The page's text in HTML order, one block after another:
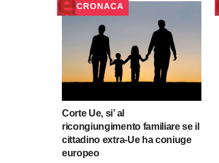
CRONACA
Corte Ue, si’ al
ricongiungimento familiare se il
cittadino extra-Ue ha coniuge
europeo